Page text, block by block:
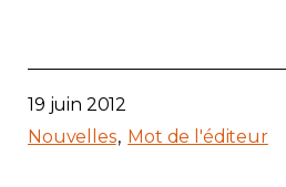
Zone Membres
19 juin 2012
Nouvelles Mot de l'éditeur